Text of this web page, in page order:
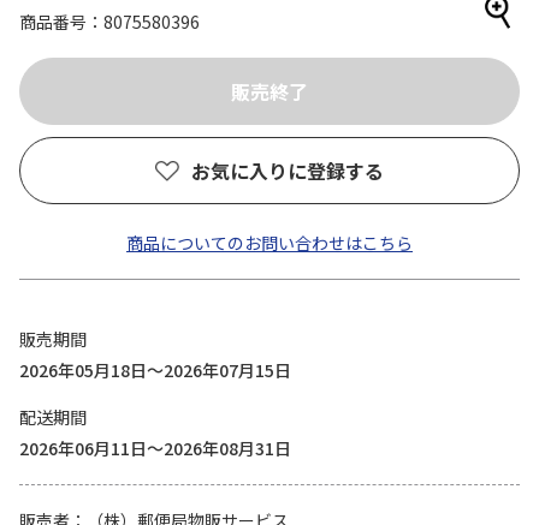
商品番号
8075580396
お気に入りに登録する
商品についてのお問い合わせはこちら
販売期間
2026年05月18日～2026年07月15日
配送期間
2026年06月11日～2026年08月31日
販売者
（株）郵便局物販サービス